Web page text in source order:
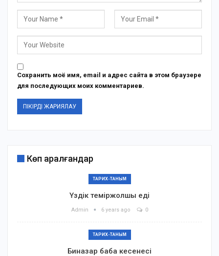
Сохранить моё имя, email и адрес сайта в этом браузере
для последующих моих комментариев.
Көп қаралғандар
ТАРИХ-ТАНЫМ
Үздік теміржолшы еді
Admin 6 years ago 0
ТАРИХ-ТАНЫМ
Биназар баба кесенесі